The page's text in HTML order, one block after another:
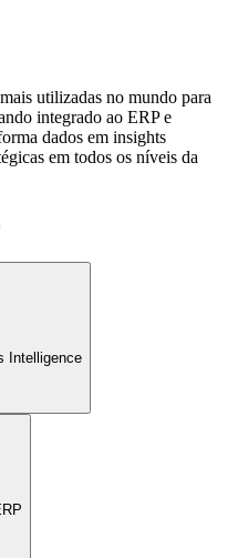
utilizadas no mundo para
integrado ao ERP e
dados em insights
em todos os níveis da
Intelligence